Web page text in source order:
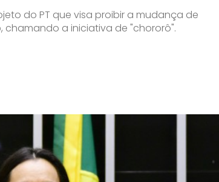
do PT que visa proibir a mudança de
a iniciativa de "chororô".